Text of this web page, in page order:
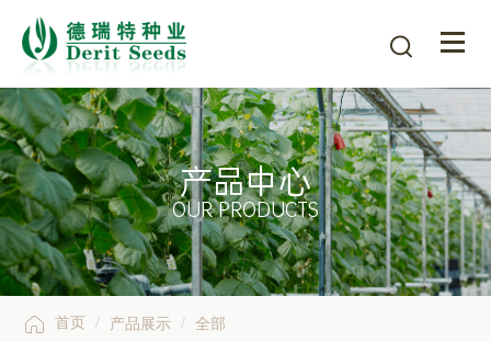

产品中心
OUR PRODUCTS
 首页 / 产品展示 / 全部